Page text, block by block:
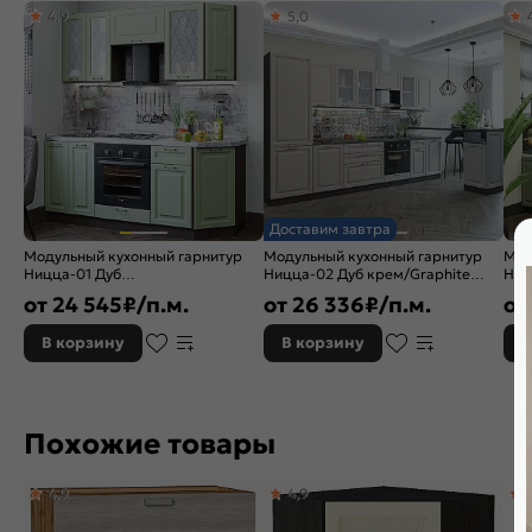
Тип поверхности:
Назначение:
Шкаф
Расположение:
Угловые
Назначение кухонного шкафа:
Шкаф
Модульный кухонный гарнитур
Ницца-01 Дуб
оливковый/Graphite
2140x1900x600
4,9
от 24 545₽/п.м.
В корзину
Доставим завтра
Модульный кухонный гарнитур
Ницца-02 Дуб крем/Graphite
5,0
от 26 336₽/п.м.
В корзину
от
Похожие товары
4,9 4,9